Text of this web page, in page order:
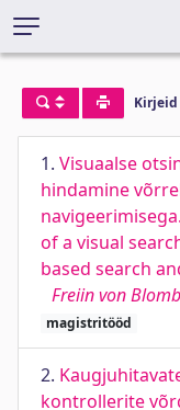
1. Visuaalse
hindamine
of a visual
based search
Freiin von
magistritööd
2.
kontrollerite